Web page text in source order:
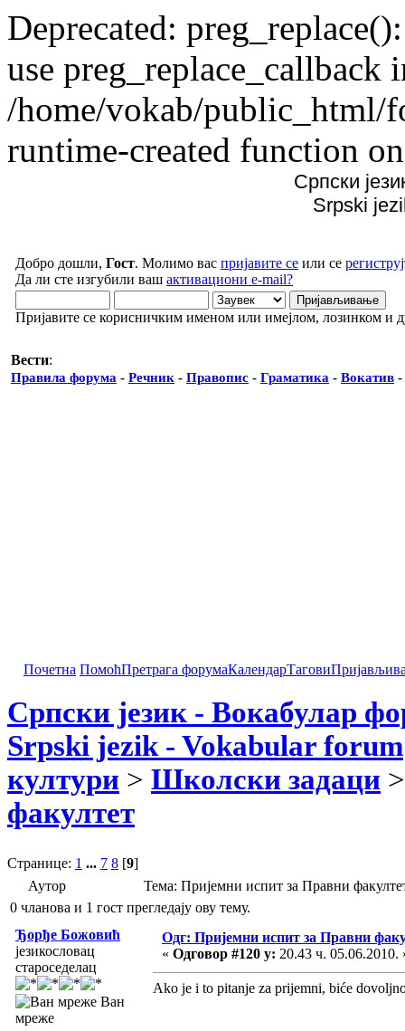
Deprecated:
use preg_replace_callback
/home/vokab/public_html/
runtime-created function
Српски
Srpski
Добро дошли, Гост. Молимо вас пријавите се или се
Да ли сте изгубили ваш активациони e-mail?
Пријавите се корисничким именом или имејлом, лозинком и
Вести:
Правила форума - Речник - Правопис - Граматика - Вокатив -
Почетна ПомоћПретрага форумаКалендарТагови
Српски језик - Вокабулар
Srpski jezik - Vokabular forum
култури > Школски задаци
факултет
Странице: 1 ... 7 8 [9]
Аутор
Тема: Пријемни испит за Правни
0 чланова и 1 гост прегледају ову тему.
Ђорђе Божовић
језикословац
староседелац
Ван
мреже
Одг: Пријемни испит за Правни
« Одговор #120 у: 20.43 ч. 05.06.2010.
Ako je i to pitanje za prijemni, biće